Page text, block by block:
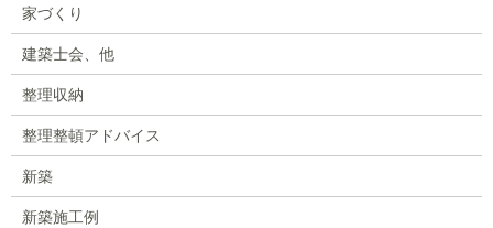
家づくり
建築士会、他
整理収納
整理整頓アドバイス
新築
新築施工例